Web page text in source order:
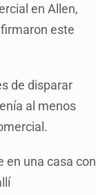
en Allen,
este
de disparar
al menos
en una casa con